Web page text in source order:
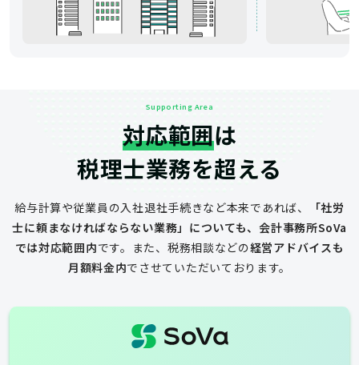
Supporting Area
対応範囲は
税理士業務を超える
給与計算や従業員の入社退社手続きなど本来であれば、
「社労
士に頼まなければならない業務」についても、会計事務所SoVa
では対応範囲内です。 また、税務相談などの経営アドバイスも
月額料金内でさせていただいております。
一般的な税理士